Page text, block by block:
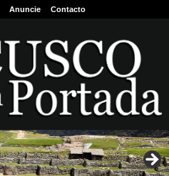
Anuncie Contacto